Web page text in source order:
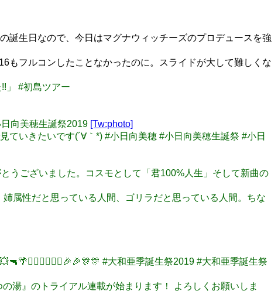
誕生日なので、今日はマグナウィッチーズのプロデュースを強
もフルコンしたことなかったのに。スライドが大して難しくな
」 #初島ツアー
向美穂生誕祭2019 [Tw:photo]
いきたいです(´∀｀*) #小日向美穂 #小日向美穂生誕祭 #小日
うございました。コスモとして「君100%人生」そして新曲の
属性だと思っている人間、ゴリラだと思っている人間。ちな
#大和亜季誕生祭2019 #大和亜季誕生祭
湯』のトライアル連載が始まります！ よろしくお願いしま